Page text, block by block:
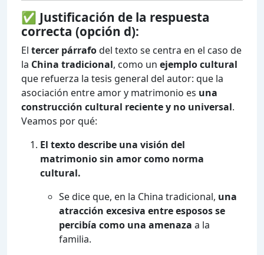
✅ Justificación de la respuesta
correcta (opción d):
El tercer párrafodel texto se centra en el caso de
la China tradicional, como un ejemplo cultural
que refuerza la tesis general del autor: que la
asociación entre amor y matrimonio es una
construcción cultural reciente y no universal.
Veamos por qué:
El texto describe una visión del
matrimonio sin amor como norma
cultural.
Se dice que, en la China tradicional, una
atracción excesiva entre esposos se
percibía como una amenaza a la
familia.